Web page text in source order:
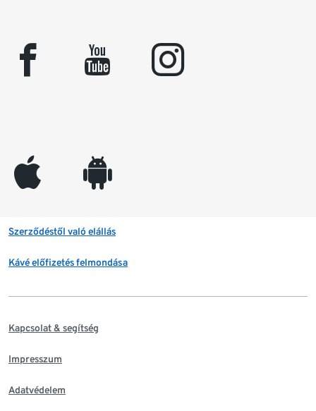
facebook youtube instagram
appleinc android
Szerződéstől való elállás
Kávé előfizetés felmondása
Kapcsolat & segítség
Impresszum
Adatvédelem